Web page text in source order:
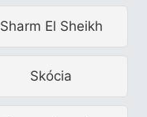
Sharm El Sheikh
Skócia